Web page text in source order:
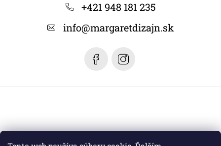
+421 948 181 235
info@margaretdizajn.sk